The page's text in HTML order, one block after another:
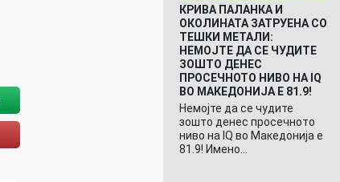
КРИВА ПАЛАНКА И
ОКОЛИНАТА ЗАТРУЕНА СО
ТЕШКИ МЕТАЛИ:
НЕМОЈТЕ ДА СЕ ЧУДИТЕ
ЗОШТО ДЕНЕС
ПРОСЕЧНОТО НИВО НА IQ
ВО МАКЕДОНИЈА Е 81.9!
Немојте да се чудите
зошто денес просечното
ниво на IQ во Македонија е
81.9! Имено…